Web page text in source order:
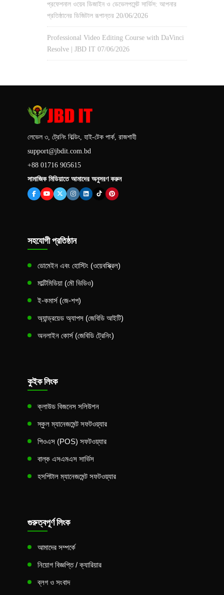
প্রফেশনাল ওয়েব ডিজাইন ও ডেভেলপমেন্ট সার্ভিস: আপনার
প্রতিষ্ঠানের ডিজিটাল রূপান্তর 20/06/2026
Professional Video Editing Course with DaVinci
Resolve | JBD IT 07/06/2026
লেভেল ৩, ট্রেনিং বিল্ডিং, হাই-টেক পার্ক, রাজশাহী
support@jbdit.com.bd
+88 01716 905615
সামাজিক মিডিয়াতে আমাদের অনুসরণ করুন
সহযোগী প্রতিষ্ঠান
ডোমেইন এবং হোস্টিং (ওয়েবস্ক্রিল)
মাল্টিমিডিয়া (মৌ ভিডিও)
ই-কমার্স (জে-শপ)
অ্যান্ড্রয়েড অ্যাপস (জেবিডি আইটি)
অনলাইন কোর্স (জেবিডি ট্রেনিং)
কুইক লিংক
ক্লাউড বিজনেস সলিউশন
স্কুল ম্যানেজমেন্ট সফটওয়্যার
পিওএস (POS) সফটওয়্যার
বাল্ক এসএমএস সার্ভিস
হসপিটাল ম্যানেজমেন্ট সফটওয়্যার
গুরুত্বপূর্ণ লিংক
আমাদের সম্পর্কে
নিয়োগ বিজ্ঞপ্তি / ক্যারিয়ার
ব্লগ ও সংবাদ